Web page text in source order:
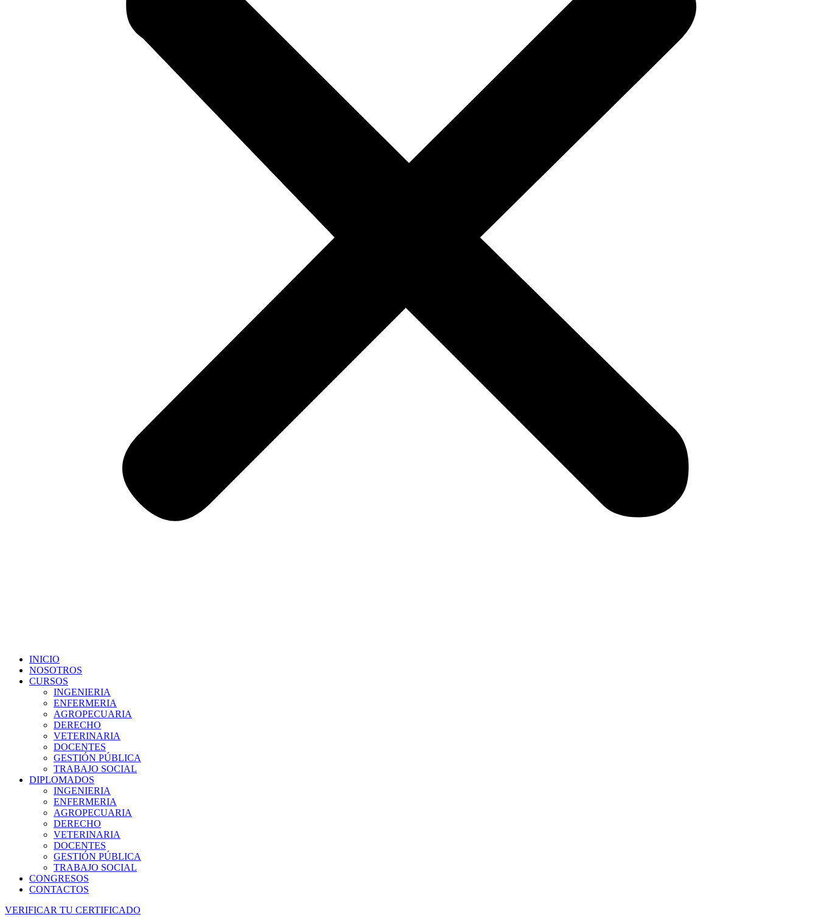
INICIO
NOSOTROS
CURSOS
INGENIERIA
ENFERMERIA
AGROPECUARIA
DERECHO
VETERINARIA
DOCENTES
GESTIÓN PÚBLICA
TRABAJO SOCIAL
DIPLOMADOS
INGENIERIA
ENFERMERIA
AGROPECUARIA
DERECHO
VETERINARIA
DOCENTES
GESTIÓN PÚBLICA
TRABAJO SOCIAL
CONGRESOS
CONTACTOS
VERIFICAR TU CERTIFICADO